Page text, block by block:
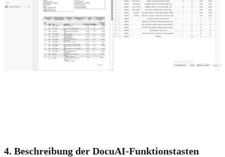
4. Beschreibung der DocuAI-Funktionstasten